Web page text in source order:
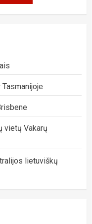
vietų Vakarų
lietuviškų